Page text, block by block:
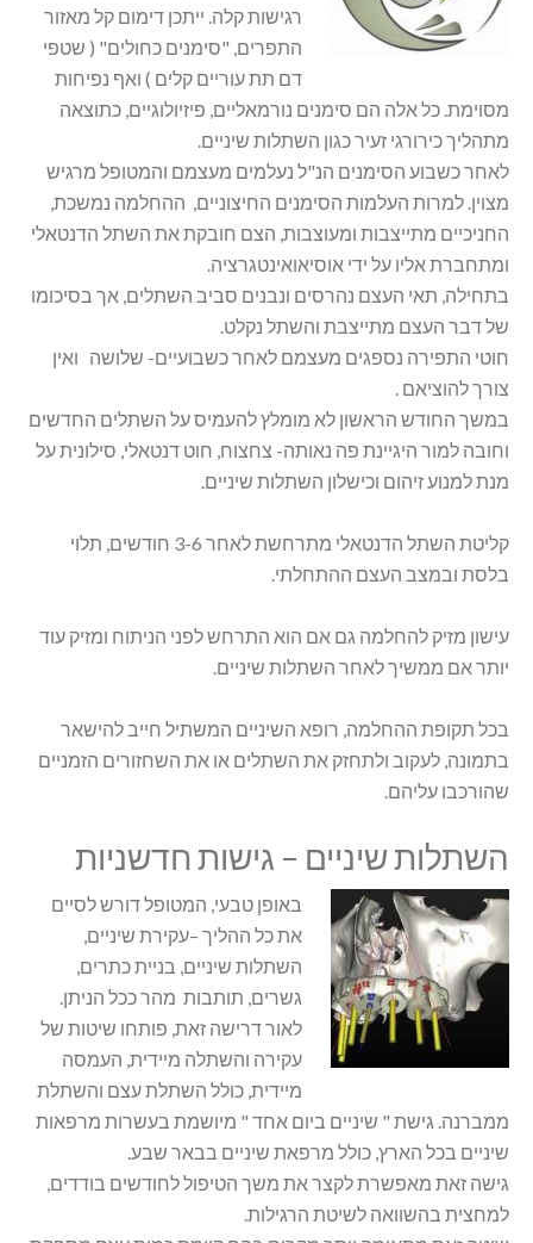
רגישות קלה. ייתכן דימום קל מאזור
התפרים, "סימנים כחולים" ( שטפי
דם תת עוריים קלים ) ואף נפיחות
מסוימת. כל אלה הם סימנים נורמאליים, פיזיולוגיים, כתוצאה
מתהליך כירורגי זעיר כגון השתלות שיניים.
לאחר כשבוע הסימנים הנ"ל נעלמים מעצמם והמטופל מרגיש
מצוין. למרות העלמות הסימנים החיצוניים, ההחלמה נמשכת,
החניכיים מתייצבות ומעוצבות, הצם חובקת את השתל הדנטאלי
ומתחברת אליו על ידי אוסיאואינטגרציה.
בתחילה, תאי העצם נהרסים ונבנים סביב השתלים, אך בסיכומו
של דבר העצם מתייצבת והשתל נקלט.
חוטי התפירה נספגים מעצמם לאחר כשבועיים- שלושה ואין
צורך להוציאם .
במשך החודש הראשון לא מומלץ להעמיס על השתלים החדשים
וחובה למור היגיינת פה נאותה- צחצוח, חוט דנטאלי, סילונית על
מנת למנוע זיהום וכישלון השתלות שיניים.
קליטת השתל הדנטאלי מתרחשת לאחר 3-6 חודשים, תלוי
בלסת ובמצב העצם ההתחלתי.
עישון מזיק להחלמה גם אם הוא התרחש לפני הניתוח ומזיק עוד
יותר אם ממשיך לאחר השתלות שיניים.
בכל תקופת ההחלמה, רופא השיניים המשתיל חייב להישאר
בתמונה, לעקוב ולתחזק את השתלים או את השחזורים הזמניים
שהורכבו עליהם.
השתלות שיניים – גישות חדשניות
באופן טבעי, המטופל דורש לסיים
את כל ההליך –עקירת שיניים,
השתלות שיניים, בניית כתרים,
גשרים, תותבות מהר ככל הניתן.
לאור דרישה זאת, פותחו שיטות של
עקירה והשתלה מיידית, העמסה
מיידית, כולל השתלת עצם והשתלת
ממברנה. גישת " שיניים ביום אחד " מיושמת בעשרות מרפאות
שיניים בכל הארץ, כולל מרפאת שיניים בבאר שבע.
גישה זאת מאפשרת לקצר את משך הטיפול לחודשים בודדים,
למחצית בהשוואה לשיטת הרגילות.